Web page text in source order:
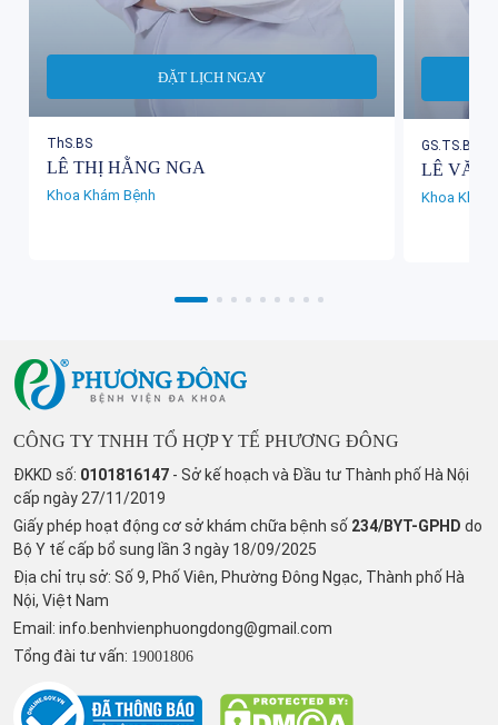
ĐẶT LỊCH NGAY
ThS.BS
LÊ THỊ HẰNG NGA
Khoa Khám Bệnh
GS.TS.BS
LÊ VĂN
Khoa Khám
CÔNG TY TNHH TỔ HỢP Y TẾ PHƯƠNG ĐÔNG
ĐKKD số: 0101816147 - Sở kế hoạch và Đầu tư Thành phố Hà Nội
cấp ngày 27/11/2019
Giấy phép hoạt động cơ sở khám chữa bệnh số 234/BYT-GPHD do
Bộ Y tế cấp bổ sung lần 3 ngày 18/09/2025
Địa chỉ trụ sở: Số 9, Phố Viên, Phường Đông Ngạc, Thành phố Hà
Nội, Việt Nam
Email: info.benhvienphuongdong@gmail.com
Tổng đài tư vấn: 19001806